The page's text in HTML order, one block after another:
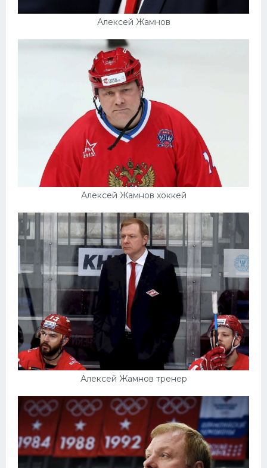
Алексей Жамнов
Алексей Жамнов хоккей
Алексей Жамнов тренер